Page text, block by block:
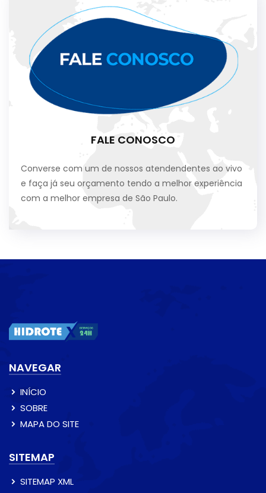
FALE CONOSCO
Converse com um de nossos atendendentes ao vivo
e faça já seu orçamento tendo a melhor experiência
com a melhor empresa de São Paulo.
NAVEGAR
INÍCIO
SOBRE
MAPA DO SITE
SITEMAP
SITEMAP XML